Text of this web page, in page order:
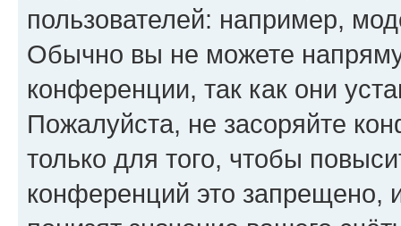
пользователей: например,
Обычно вы не можете
конференции, так как они
Пожалуйста, не засоряйте
только для того, чтобы
конференций это запрещено,